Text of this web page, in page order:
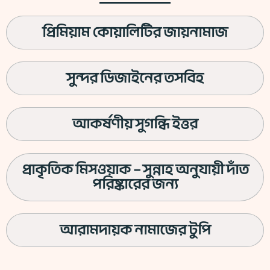
প্রিমিয়াম কোয়ালিটির জায়নামাজ
সুন্দর ডিজাইনের তসবিহ
আকর্ষণীয় সুগন্ধি ইত্তর
প্রাকৃতিক মিসওয়াক – সুন্নাহ অনুযায়ী দাঁত
পরিষ্কারের জন্য
আরামদায়ক নামাজের টুপি